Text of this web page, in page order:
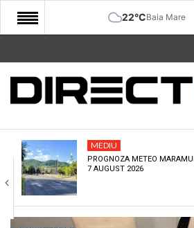
22°CBaia Mare
START
COMUNITATE
CULTURA
ECONOMIE
SANATATE
MEDIU
PROGNOZA METEO
7 AUGUST 2026